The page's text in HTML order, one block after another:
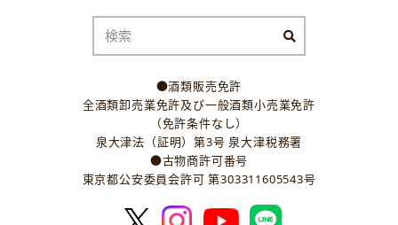
●酒類販売免許
全酒類卸売業免許及び一般酒類小売業免許
（免許条件なし）
泉大津法（証明）第3号 泉大津税務署
●古物商許可番号
東京都公安委員会許可 第303311605543号